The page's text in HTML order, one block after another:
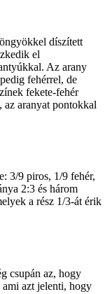
díszített
el
Az arany
fehérrel, de
fekete-fehér
az aranyat pontokkal
3/9 piros, 1/9 fehér,
2:3 és három
a rész 1/3-át érik
csupán az, hogy
ami azt jelenti, hogy